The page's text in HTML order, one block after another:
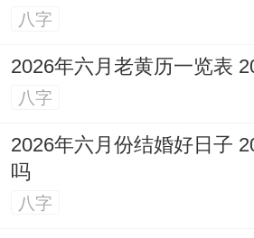
八字
2026年六月老黄历一览表
八字
2026年六月份结婚好日子
吗
八字